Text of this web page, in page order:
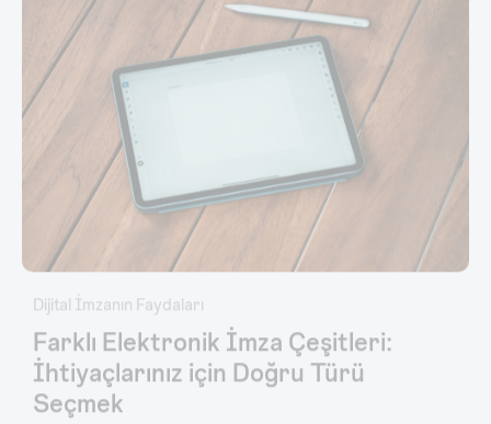
Dijital İmzanın Faydaları
Farklı Elektronik İmza Çeşitleri:
İhtiyaçlarınız için Doğru Türü
Seçmek